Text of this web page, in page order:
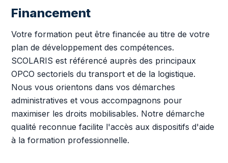
Financement
Votre formation peut être financée au titre de votre
plan de développement des compétences.
SCOLARIS est référencé auprès des principaux
OPCO sectoriels du transport et de la logistique.
Nous vous orientons dans vos démarches
administratives et vous accompagnons pour
maximiser les droits mobilisables. Notre démarche
qualité reconnue facilite l'accès aux dispositifs d'aide
à la formation professionnelle.